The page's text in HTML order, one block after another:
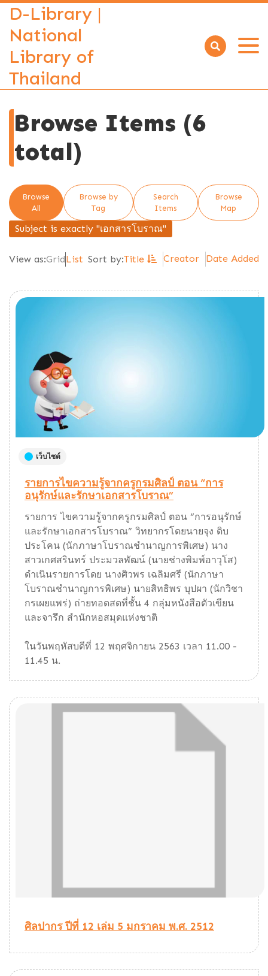
D-Library |
National
Library of
Thailand
Open
Browse Items (6
total)
Browse
All
Browse by
Tag
Search
Items
Browse
Map
Subject is exactly "เอกสารโบราณ"
View as:GridList Sort by:Title Creator Date Added
เว็บไซต์
รายการไขความรู้จากครูกรมศิลป์ ตอน “การ
อนุรักษ์และรักษาเอกสารโบราณ”
รายการ ไขความรู้จากครูกรมศิลป์ ตอน “การอนุรักษ์
และรักษาเอกสารโบราณ” วิทยากรโดยนายจุง ดิบ
ประโคน (นักภาษาโบราณชำนาญการพิเศษ) นาง
สาวเกศสรินทร์ ประมวลพัฒน์ (นายช่างพิมพ์อาวุโส)
ดำเนินรายการโดย นางศิวพร เฉลิมศรี (นักภาษา
โบราณชำนาญการพิเศษ) นายสิทธิพร บุปผา (นักวิชา
กรเผยแพร่) ถ่ายทอดสดที่ชั้น 4 กลุ่มหนังสือตัวเขียน
และจารึก สำนักหอสมุดแห่งชาติ
ในวันพฤหัสบดีที่ 12 พฤศจิกายน 2563 เวลา 11.00 -
11.45 น.
ศิลปากร ปีที่ 12 เล่ม 5 มกราคม พ.ศ. 2512